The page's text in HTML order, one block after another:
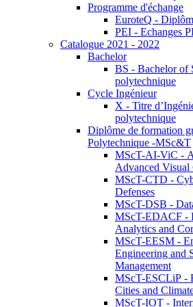
Programme d'échange
EuroteQ -
PEI - Echanges
Catalogue 2021 - 2022
Bachelor
BS - Bachelor of
polytechnique
Cycle Ingénieur
X - Titre
polytechnique
Diplôme de formation
Polytechnique -MSc&T
MScT-AI-ViC -
Advanced Visual
MScT-CTD -
Defenses
MScT-DSB -
MScT-EDACF -
Analytics and
MScT-EESM -
Engineering and
Management
MScT-ESCLiP -
Cities and
MScT-IOT -